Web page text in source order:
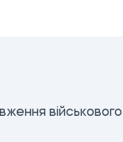
військового